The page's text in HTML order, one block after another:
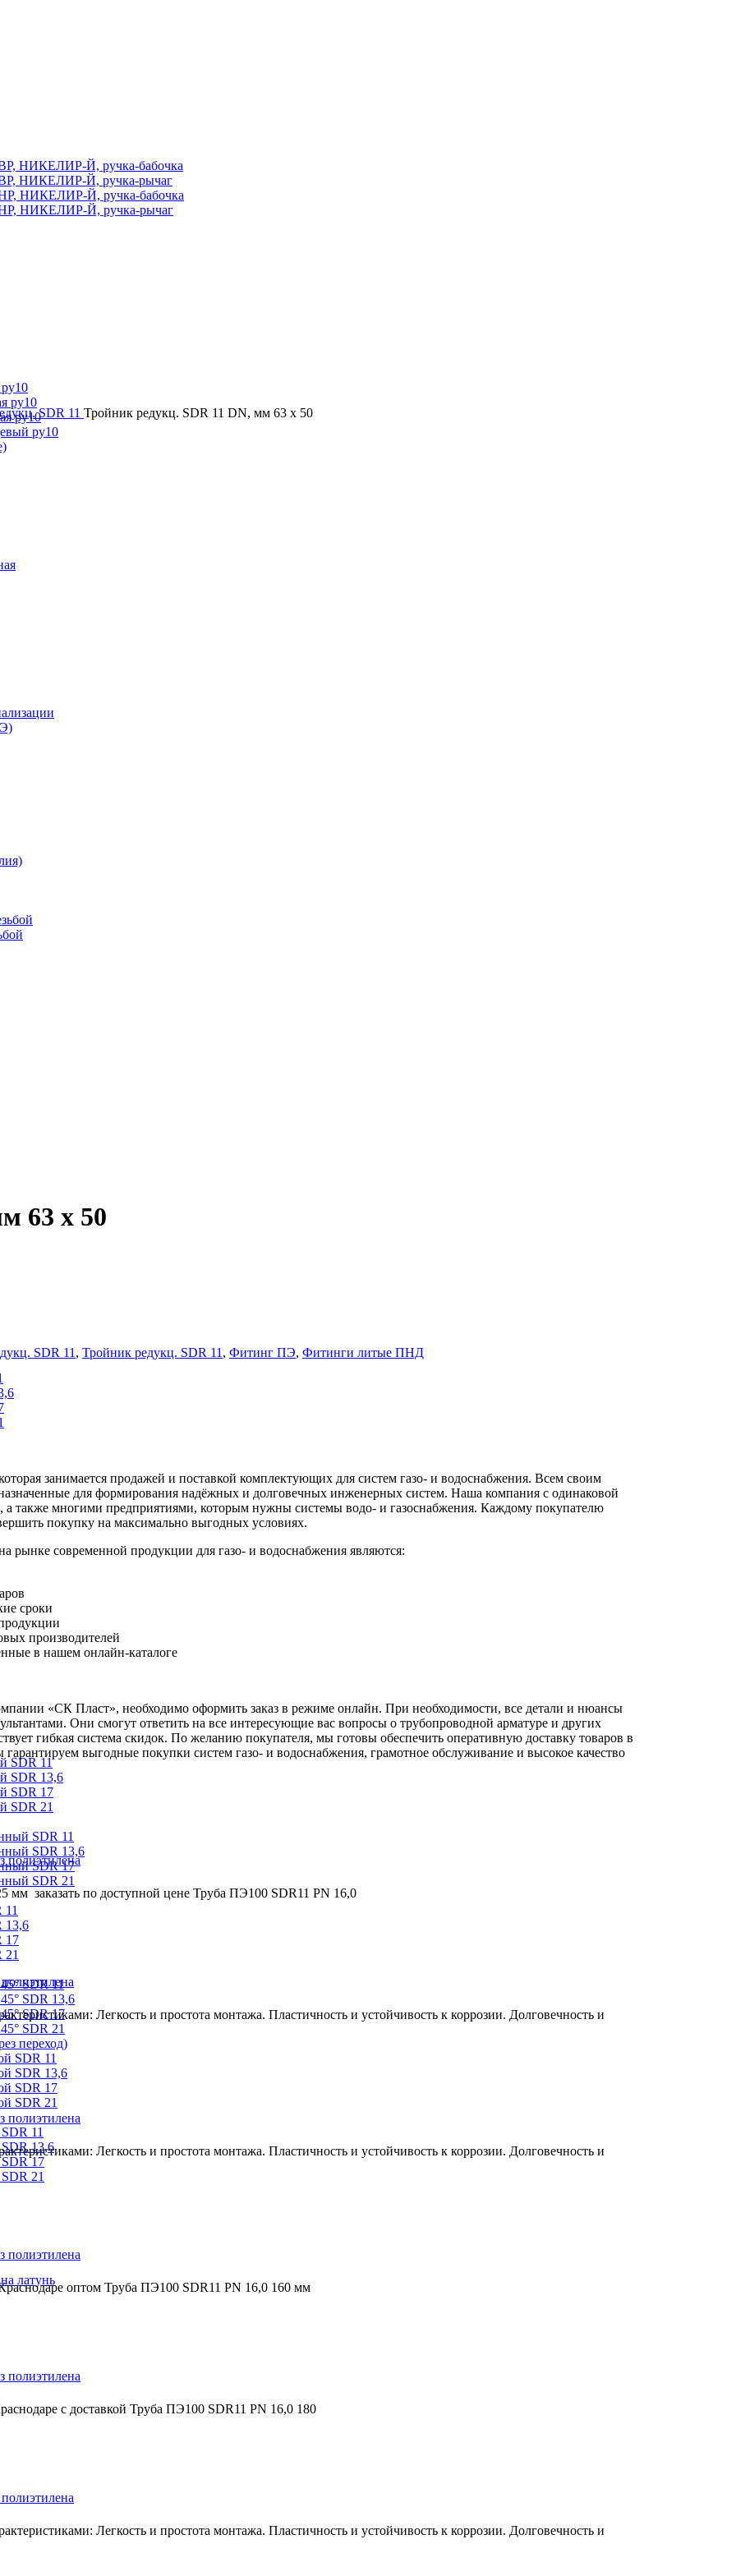
НИКЕЛИР-Й, ручка-бабочка
НИКЕЛИР-Й, ручка-рычаг
НИКЕЛИР-Й, ручка-бабочка
НИКЕЛИР-Й, ручка-рычаг
ру10
ру10
ру10
SDR 11
SDR 13,6
SDR 17
SDR 21
SDR 11
SDR 13,6
SDR 17
SDR 21
13,6
17
21
SDR 11
SDR 13,6
SDR 17
SDR 21
переход)
SDR 11
SDR 13,6
SDR 17
SDR 21
11
13,6
17
21
латунь
SDR 11 Тройник редукц. SDR 11 DN, мм 63 x 50
63 x 50
SDR 11 , Тройник редукц. SDR 11 , Фитинг ПЭ, Фитинги литые ПНД
занимается продажей и поставкой комплектующих для систем газо- и водоснабжения. Всем своим
для формирования надёжных и долговечных инженерных систем. Наша компания с одинаковой
а также многими предприятиями, которым нужны системы водо- и газоснабжения. Каждому покупателю
покупку на максимально выгодных условиях.
современной продукции для газо- и водоснабжения являются:
сроки
производителей
в нашем онлайн-каталоге
«СК Пласт», необходимо оформить заказ в режиме онлайн. При необходимости, все детали и нюансы
Они смогут ответить на все интересующие вас вопросы о трубопроводной арматуре и других
гибкая система скидок. По желанию покупателя, мы готовы обеспечить оперативную доставку товаров в
выгодные покупки систем газо- и водоснабжения, грамотное обслуживание и высокое качество
полиэтилена
мм заказать по доступной цене Труба ПЭ100 SDR11 PN 16,0
Легкость и простота монтажа. Пластичность и устойчивость к коррозии. Долговечность и
полиэтилена
Легкость и простота монтажа. Пластичность и устойчивость к коррозии. Долговечность и
полиэтилена
оптом Труба ПЭ100 SDR11 PN 16,0 160 мм
полиэтилена
с доставкой Труба ПЭ100 SDR11 PN 16,0 180
Легкость и простота монтажа. Пластичность и устойчивость к коррозии. Долговечность и